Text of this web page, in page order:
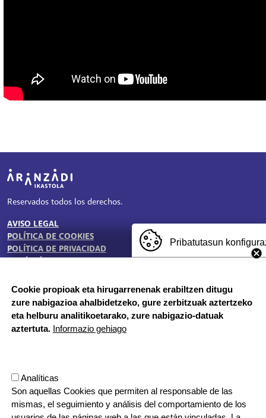
Irudia
Reservados todos los derechos.
TESTU-LEGALAK
AVISO LEGAL
POLÍTICA DE COOKIES
POLÍTICA DE PRIVACIDAD
HORARIO DE SECRETARÍA:
De lunes a jueves 8:00 - 18:00
Viernes 8:00 - 17:00
20570 Bergara, Gipuzkoa
943 76 90 71
Pribatutasun
Cookie propioak eta hirugarrenenak erabiltzen ditugu
zure nabigazioa ahalbidetzeko, gure zerbitzuak aztertzeko
eta helburu analitikoetarako, zure nabigazio-datuak
aztertuta. Informazio gehiago
Analíticas
Son aquellas Cookies que permiten al responsable de las
mismas, el seguimiento y análisis del comportamiento de los